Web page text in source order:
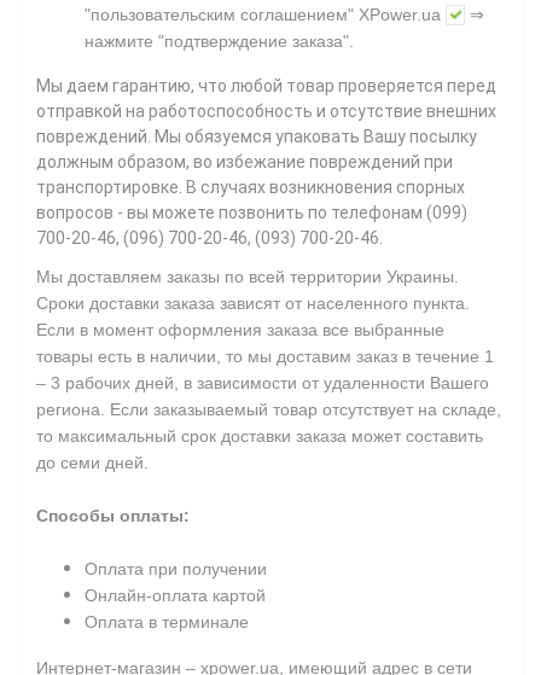
"пользовательским соглашением" XPower.ua
⇒
нажмите "подтверждение заказа"
Мы даем гарантию, что любой товар проверяется перед
отправкой на работоспособность и отсутствие внешних
повреждений. Мы обязуемся упаковать Вашу посылку
должным образом, во избежание повреждений при
транспортировке. В случаях возникновения спорных
вопросов - вы можете позвонить по телефонам (099)
700-20-46, (096) 700-20-46, (093) 700-20-46.
Мы доставляем заказы по всей территории Украины.
Сроки доставки заказа зависят от населенного пункта.
Если в момент оформления заказа все выбранные
товары есть в наличии, то мы доставим заказ в течение 1
– 3 рабочих дней, в зависимости от удаленности Вашего
региона. Если заказываемый товар отсутствует на складе,
то максимальный срок доставки заказа может составить
до семи дней.
Способы оплаты:
Оплата при получении
Онлайн-оплата картой
Оплата в терминале
Интернет-магазин – xpower.ua, имеющий адрес в сети